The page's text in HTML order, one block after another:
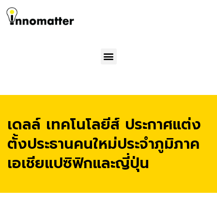
Menu
เดลล์ เทคโนโลยีส์ ประกาศแต่ง
ตั้งประธานคนใหม่ประจำภูมิภาค
เอเชียแปซิฟิกและญี่ปุ่น